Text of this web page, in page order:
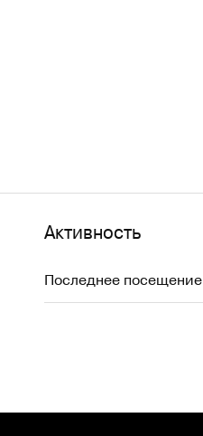
Активность
Последнее посещение